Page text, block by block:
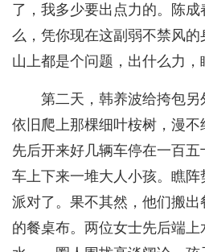
了，我多少要出点力的。陈
么，凭你现在这副弱不禁风
山上都是个问题，出什么力，
第二天，韩养波给挎包
依旧爬上那棵细叶桉树，漫不
先后开来好几辆车停在一百
车上下来一堆大人小孩。瞧
派对了。果不其然，他们搬出
的餐桌布。两位女士先后端